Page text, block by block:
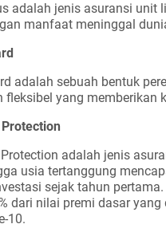
adalah jenis asuransi unit
manfaat meninggal
adalah sebuah bentuk
fleksibel yang memberikan
adalah jenis
usia tertanggung
sejak tahun
dari nilai premi dasar
10.